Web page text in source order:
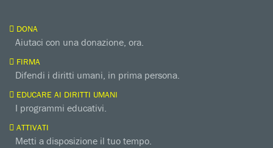
DONA
Aiutaci con una donazione, ora.
FIRMA
Difendi i diritti umani, in prima persona.
EDUCARE AI DIRITTI UMANI
I programmi educativi.
ATTIVATI
Metti a disposizione il tuo tempo.